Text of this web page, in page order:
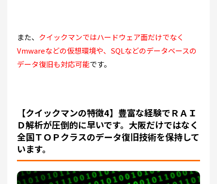
また、 クイックマンではハードウェア面だけでなく
Vmwareなどの仮想環境や、SQLなどのデータベースの
データ復旧も対応可能です。
【クイックマンの特徴4】豊富な経験でＲＡＩ
Ｄ解析が圧倒的に早いです。大阪だけではなく
全国ＴＯＰクラスのデータ復旧技術を保持して
います。